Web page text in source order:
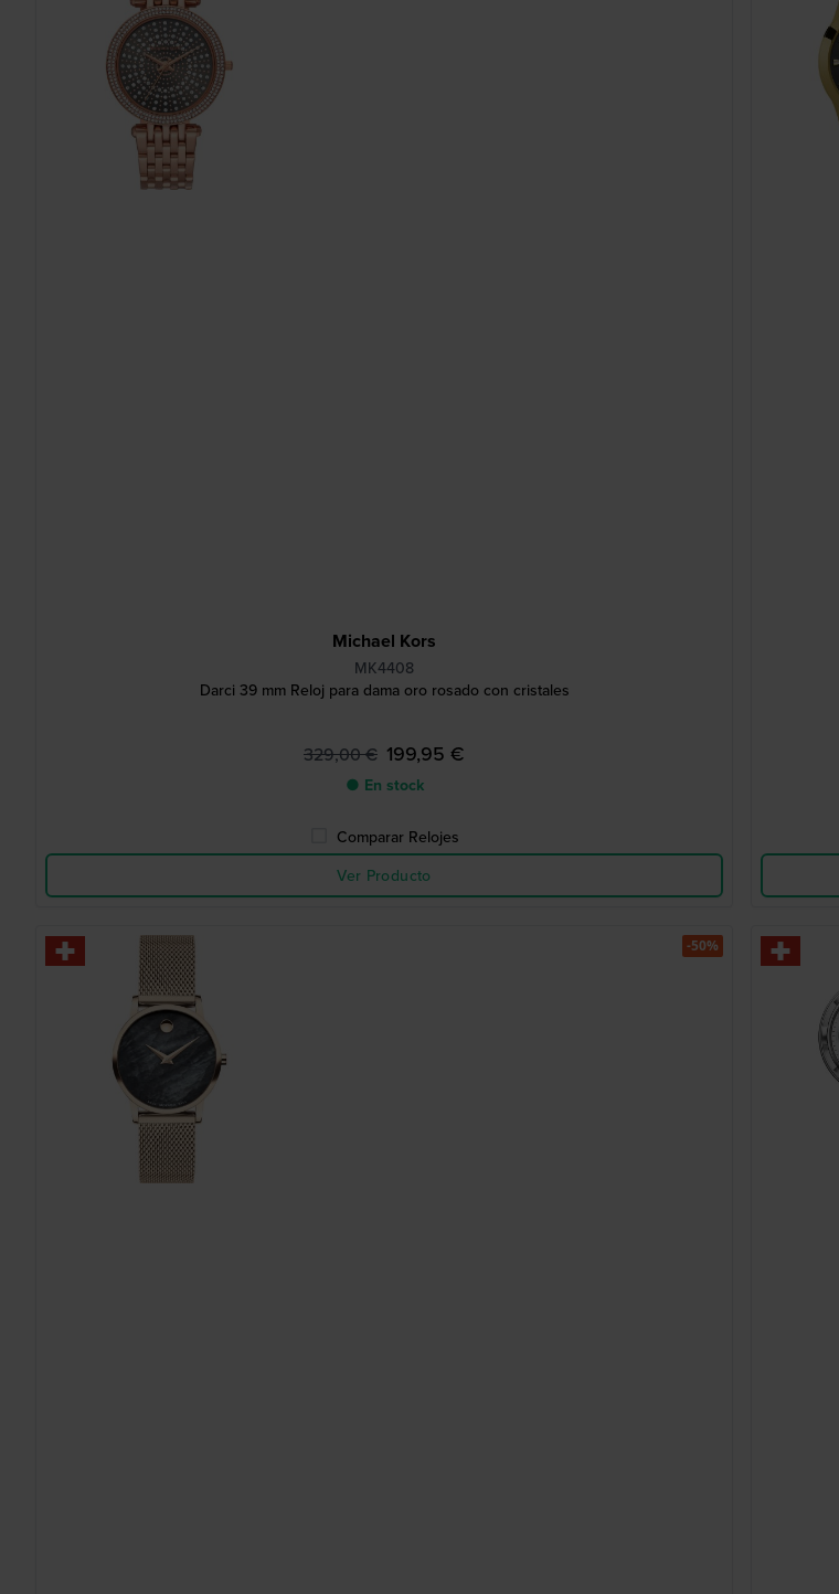
Michael Kors
MK4408
Darci 39 mm Reloj para dama oro rosado con cristales
329,00 € 199,95 €
● En stock
Comparar Relojes
Ver Producto
-50%